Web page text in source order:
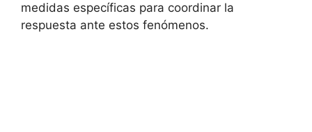
medidas específicas para coordinar la
respuesta ante estos fenómenos.